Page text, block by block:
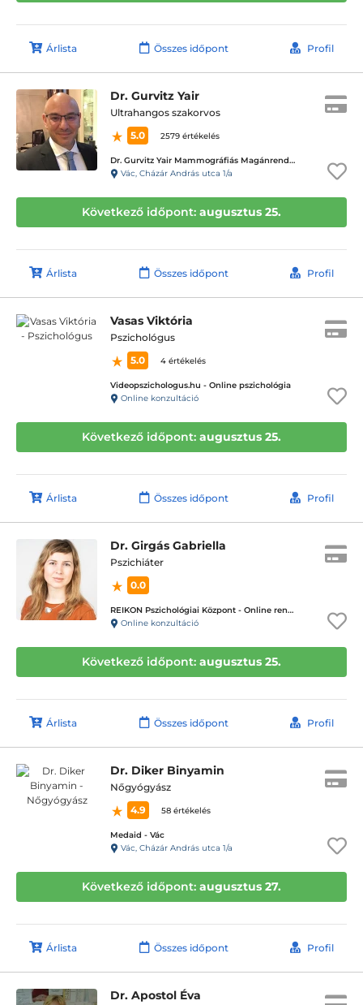
Árlista Összes időpont Profil
Dr. Gurvitz Yair
Ultrahangos szakorvos
5.0
2579 értékelés
Dr. Gurvitz Yair Mammográfiás Magánrendelése
Vác, Cházár András utca 1/a
Következő időpont: augusztus 25.
Árlista Összes időpont Profil
Vasas Viktória
Pszichológus
5.0
4 értékelés
Videopszichologus.hu - Online pszichológia
Online konzultáció
Következő időpont: augusztus 25.
Árlista Összes időpont Profil
Dr. Girgás Gabriella
Pszichiáter
0.0
REIKON Pszichológiai Központ - Online rendelés
Online konzultáció
Következő időpont: augusztus 25.
Árlista Összes időpont Profil
Dr. Diker Binyamin
Nőgyógyász
4.9
58 értékelés
Medaid - Vác
Vác, Cházár András utca 1/a
Következő időpont: augusztus 27.
Árlista Összes időpont Profil
Dr. Apostol Éva